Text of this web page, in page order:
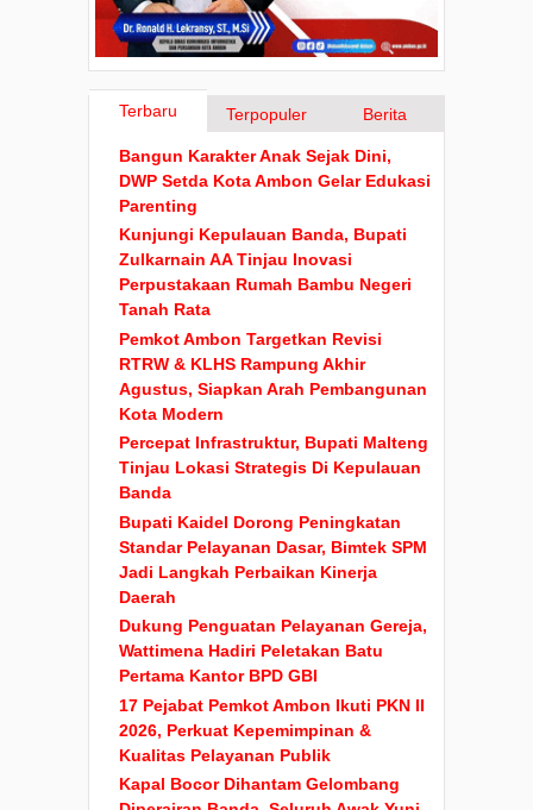
Terbaru Terpopuler Berita
Bangun Karakter Anak Sejak Dini,
DWP Setda Kota Ambon Gelar Edukasi
Parenting
Kunjungi Kepulauan Banda, Bupati
Zulkarnain AA Tinjau Inovasi
Perpustakaan Rumah Bambu Negeri
Tanah Rata
Pemkot Ambon Targetkan Revisi
RTRW & KLHS Rampung Akhir
Agustus, Siapkan Arah Pembangunan
Kota Modern
Percepat Infrastruktur, Bupati Malteng
Tinjau Lokasi Strategis Di Kepulauan
Banda
Bupati Kaidel Dorong Peningkatan
Standar Pelayanan Dasar, Bimtek SPM
Jadi Langkah Perbaikan Kinerja
Daerah
Dukung Penguatan Pelayanan Gereja,
Wattimena Hadiri Peletakan Batu
Pertama Kantor BPD GBI
17 Pejabat Pemkot Ambon Ikuti PKN II
2026, Perkuat Kepemimpinan &
Kualitas Pelayanan Publik
Kapal Bocor Dihantam Gelombang